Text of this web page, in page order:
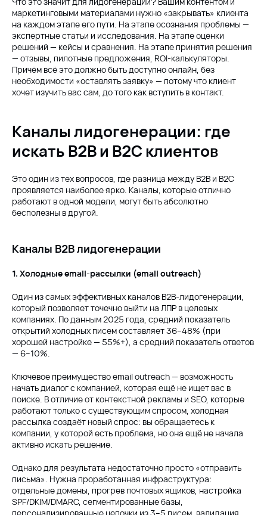
маркетинговыми материалами нужно «закрывать» клиента
на каждом этапе его пути. На этапе осознания проблемы —
экспертные статьи и исследования. На этапе оценки
решений — кейсы и сравнения. На этапе принятия решения
— отзывы, пилотные предложения, ROI-калькуляторы.
Причём всё это должно быть доступно онлайн, без
необходимости «оставлять заявку» — потому что клиент
хочет изучить вас сам, до того как вступить в контакт.
Каналы лидогенерации: где
искать B2B и B2C клиентов
Это один из тех вопросов, где разница между B2B и B2C
проявляется наиболее ярко. Каналы, которые отлично
работают в одной модели, могут быть абсолютно
бесполезны в другой.
Каналы B2B лидогенерации
1. Холодные email-рассылки (email outreach)
Один из самых эффективных каналов B2B-лидогенерации,
который позволяет точечно выйти на ЛПР в целевых
компаниях. По данным 2025 года, средний показатель
открытий холодных писем составляет 36–48% (при
хорошей настройке — 55%+), а средний показатель ответов
— 6–10%.
Ключевое преимущество email outreach — возможность
начать диалог с компанией, которая ещё не ищет вас в
поиске. В отличие от контекстной рекламы и SEO, которые
работают только с существующим спросом, холодная
рассылка создаёт новый спрос: вы обращаетесь к
компании, у которой есть проблема, но она ещё не начала
активно искать решение.
Однако для результата недостаточно просто «отправить
письма». Нужна проработанная инфраструктура:
отдельные домены, прогрев почтовых ящиков, настройка
SPF/DKIM/DMARC, сегментированные базы,
персонализированные цепочки из 3–5 писем, валидация